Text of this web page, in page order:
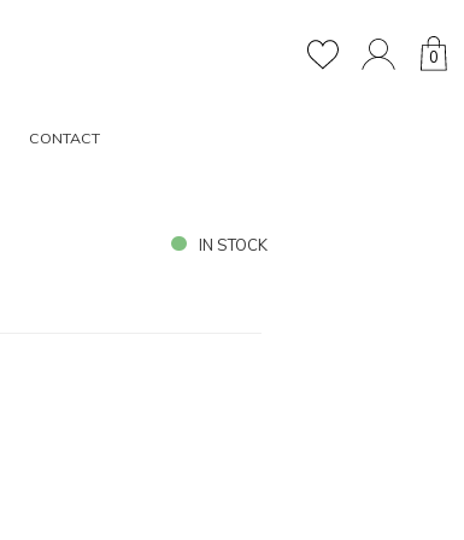
0
CONTACT
IN STOCK